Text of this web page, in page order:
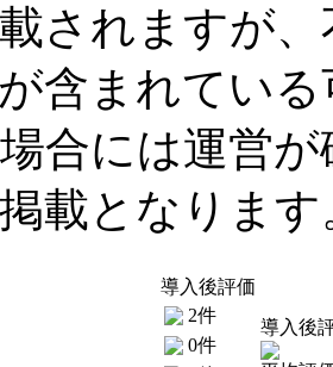
されますが
含まれている
合には運営が
載となります
導入後評価
2件
0件
導入後